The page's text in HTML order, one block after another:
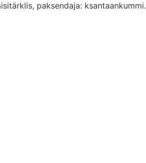
paksendaja: ksantaankummi.